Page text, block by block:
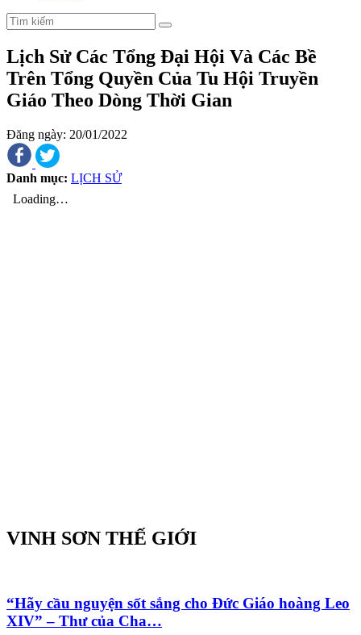
Lịch Sử Các Tổng Đại Hội Và Các Bề
Trên Tổng Quyền Của Tu Hội Truyền
Giáo Theo Dòng Thời Gian
Đăng ngày: 20/01/2022
Danh mục: LỊCH SỬ
VINH SƠN THẾ GIỚI
“Hãy cầu nguyện sốt sắng cho Đức Giáo hoàng Leo
XIV” – Thư của Cha…